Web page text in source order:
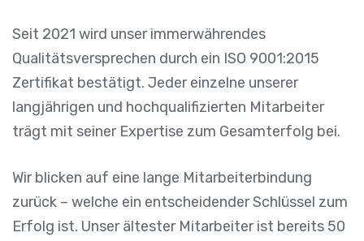
Seit 2021 wird unser immerwährendes
Qualitätsversprechen durch ein ISO 9001:2015
Zertifikat bestätigt. Jeder einzelne unserer
langjährigen und hochqualifizierten Mitarbeiter
trägt mit seiner Expertise zum Gesamterfolg bei.
Wir blicken auf eine lange Mitarbeiterbindung
zurück – welche ein entscheidender Schlüssel zum
Erfolg ist. Unser ältester Mitarbeiter ist bereits 50